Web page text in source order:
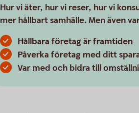
Hur vi äter, hur vi reser, hur vi
mer hållbart samhälle. Men även
Hållbara företag är framtiden
Påverka företag med ditt
Var med och bidra till